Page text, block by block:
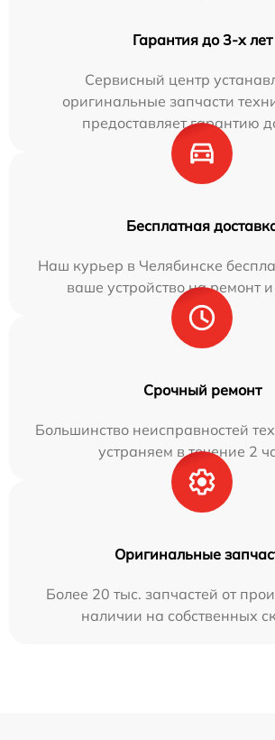
Гарантия до 3-х лет
Сервисный центр
оригинальные запчасти
предоставляет гарантию
Бесплатная
Наш курьер в Челябинске
ваше устройство на ремонт
Срочный ремонт
Большинство неисправностей
устраняем в течение 2
Оригинальные
Более 20 тыс. запчастей от
наличии на собственных